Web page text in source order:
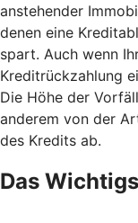
anstehender
denen eine
spart. Auch wenn
Kreditrückzahlung
Die Höhe der
anderem von der
des Kredits ab.
Das